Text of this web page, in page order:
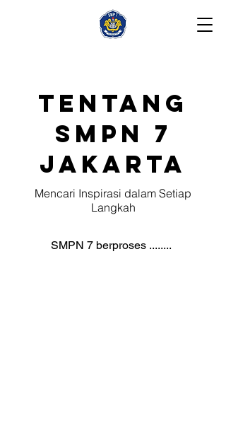
Tentang
SMPN 7
Jakarta
Mencari Inspirasi dalam Setiap
Langkah
SMPN 7 berproses ........